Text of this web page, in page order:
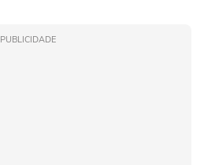
PUBLICIDADE